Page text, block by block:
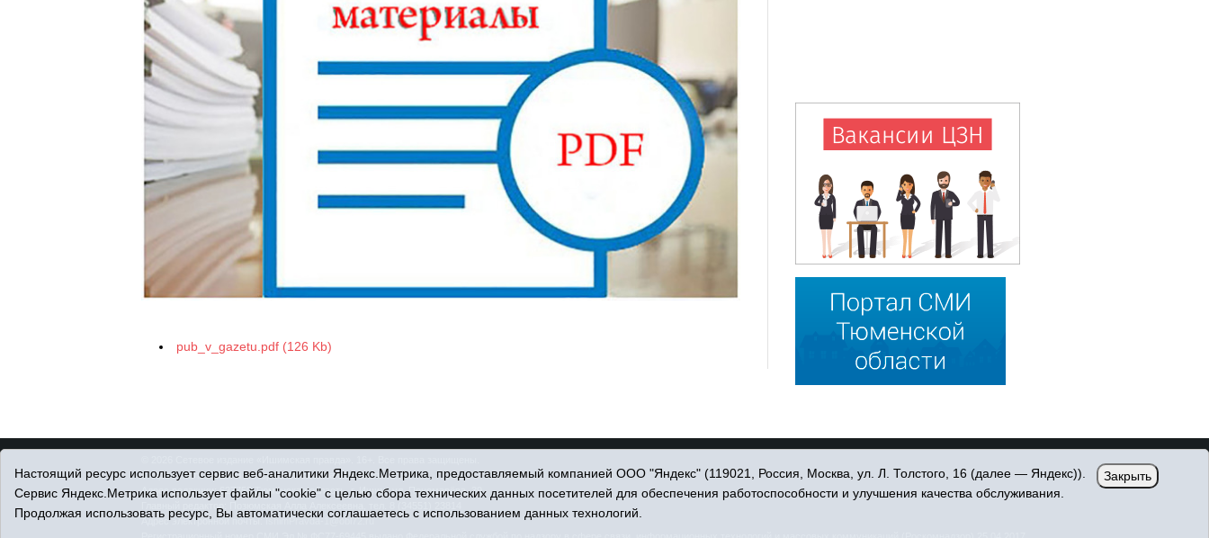
pub_v_gazetu.pdf (126 Kb)
© При использовании материалов ссылка обязательна.
Адрес редакции: 627750 Тюменская область, г. Ишим, ул. Пономарёва, 39.
Адрес электронной почты:IshimPravda-1@obl72.ru
Настоящий ресурс использует сервис веб-аналитики Яндекс.Метрика, предоставляемый компанией ООО "Яндекс" (119021, Россия, Москва, ул. Л. Толстого, 16 (далее — Яндекс)).
Сервис Яндекс.Метрика использует файлы "cookie" с целью сбора технических данных посетителей для обеспечения работоспособности и улучшения качества обслуживания.
Продолжая использовать ресурс, Вы автоматически соглашаетесь с использованием данных технологий.
Закрыть